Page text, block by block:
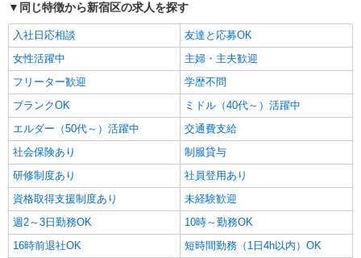
同じ特徴から新宿区の求人を探す
入社日応相談
友達と応募OK
女性活躍中
主婦・主夫歓迎
フリーター歓迎
学歴不問
ブランクOK
ミドル（40代～）活躍中
エルダー（50代～）活躍中
交通費支給
社会保険あり
制服貸与
研修制度あり
社員登用あり
資格取得支援制度あり
未経験歓迎
週2～3日勤務OK
10時～勤務OK
16時前退社OK
短時間勤務（1日4h以内）OK